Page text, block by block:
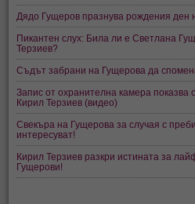
Дядо Гущеров празнува рождения ден
Пикантен слух: Била ли е Светлана
Терзиев?
Съдът забрани на Гущерова да
Запис от охранителна камера показва
Кирил Терзиев (видео)
Свекъра на Гущерова за случая с
интересуват!
Кирил Терзиев разкри истината за
Гущерови!